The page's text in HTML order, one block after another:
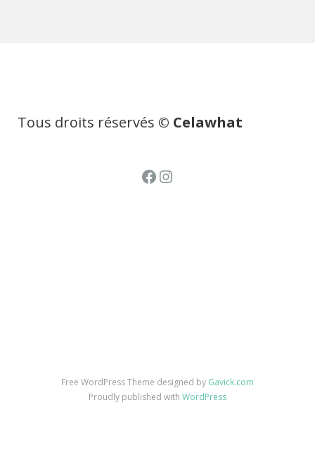
Tous droits réservés © Celawhat
Facebook
Instagram
Free WordPress Theme designed by Gavick.com
Proudly published with WordPress